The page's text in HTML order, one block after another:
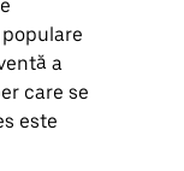
a
care se
este